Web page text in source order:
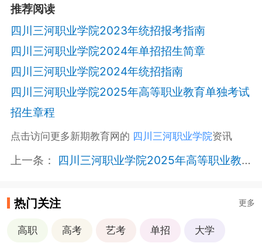
推荐阅读
四川三河职业学院2023年统招报考指南
四川三河职业学院2024年单招招生简章
四川三河职业学院2024年统招指南
四川三河职业学院2025年高等职业教育单独考试
招生章程
点击访问更多新期教育网的 四川三河职业学院资讯
上一条： 四川三河职业学院2025年高等职业教育单独考试招生章程
热门关注 更多
高职 高考 艺考 单招 大学